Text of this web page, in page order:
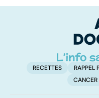
RECETTES RAPPEL
CANCER